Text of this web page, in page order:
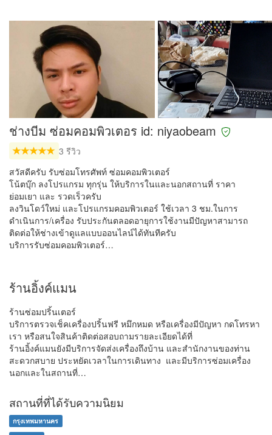
ช่างบีม ซ่อมคอมพิวเตอร id: niyaobeam
3 รีวิว
สวัสดีครับ รับซ่อมโทรศัพท์ ซ่อมคอมพิวเตอร์
โน้ตบุ๊ก ลงโปรแกรม ทุกรุ่น ให้บริการในและนอกสถานที่ ราคา
ย่อมเยา และ รวดเร็วครับ
ลงวินโดว์ใหม่ และโปรแกรมคอมพิวเตอร์ ใช้เวลา 3 ชม.ในการ
ดำเนินการ/เครื่อง รับประกันตลอดอายุการใช้งานมีปัญหาสามารถ
ติดต่อให้ช่างเข้าดูแลแบบออนไลน์ได้ทันทีครับ
บริการรับซ่อมคอมพิวเตอร์…
ร้านอิ้งค์แมน
ร้านซ่อมปริ้นเตอร์
บริการตรวจเช็คเครื่องปริ้นฟรี หมึกหมด หรือเครื่องมีปัญหา กดโทรหา
เรา หรือสนใจสินค้าติดต่อสอบถามรายละเอียดได้ที่
ร้านอิ้งค์แมนยังมีบริการจัดส่งเครื่องถึงบ้าน และสำนักงานของท่าน
สะดวกสบาย ประหยัดเวลาในการเดินทาง และมีบริการซ่อมเครื่อง
นอกและในสถานที่…
สถานที่ที่ได้รับความนิยม
กรุงเทพมหานคร